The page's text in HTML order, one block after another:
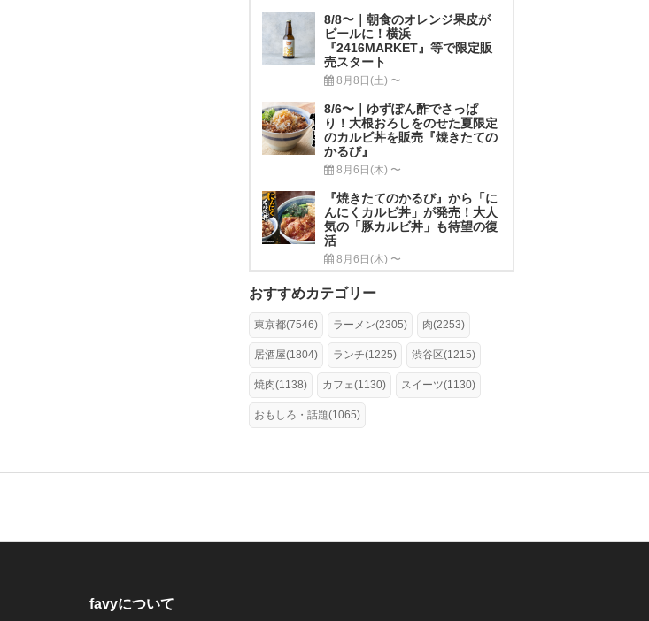
8/8〜｜朝食のオレンジ果皮が
ビールに！横浜
『2416MARKET』等で限定販
売スタート
8月8日(土) 〜
8/6〜｜ゆずぽん酢でさっぱ
り！大根おろしをのせた夏限定
のカルビ丼を販売『焼きたての
かるび』
8月6日(木) 〜
『焼きたてのかるび』から「に
んにくカルビ丼」が発売！大人
気の「豚カルビ丼」も待望の復
活
8月6日(木) 〜
おすすめカテゴリー
東京都(7546) ラーメン(2305) 肉(2253)
居酒屋(1804) ランチ(1225) 渋谷区(1215)
焼肉(1138) カフェ(1130) スイーツ(1130)
おもしろ・話題(1065)
favyについて